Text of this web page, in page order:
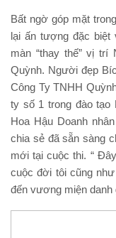
Bất ngờ góp mặt
lại ấn tượng đặc biệt
màn “thay thế” vị
Quỳnh. Người đẹp
Công Ty TNHH
ty số 1 trong đào tạo
Hoa Hậu Doanh
chia sẻ đã sẵn sàng
mới tại cuộc thi. “
cuộc đời tôi cũng
đến vương miện danh